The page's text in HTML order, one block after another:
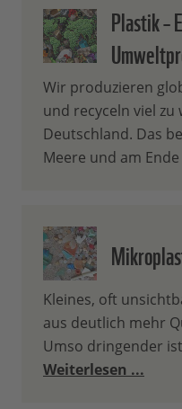
Plastik –
Wir produzieren
und recyceln viel zu
Deutschland. Das
Meere und am
Kleines, oft
aus deutlich mehr
Umso dringender
Weiterlesen ...